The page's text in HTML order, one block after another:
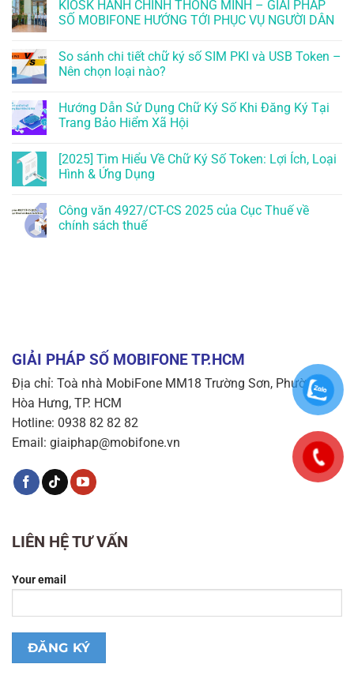
KIOSK HÀNH CHÍNH THÔNG MINH – GIẢI PHÁP
SỐ MOBIFONE HƯỚNG TỚI PHỤC VỤ NGƯỜI DÂN
So sánh chi tiết chữ ký số SIM PKI và USB Token –
Nên chọn loại nào?
Hướng Dẫn Sử Dụng Chữ Ký Số Khi Đăng Ký Tại
Trang Bảo Hiểm Xã Hội
[2025] Tìm Hiểu Về Chữ Ký Số Token: Lợi Ích, Loại
Hình & Ứng Dụng
Công văn 4927/CT-CS 2025 của Cục Thuế về
chính sách thuế
GIẢI PHÁP SỐ MOBIFONE TP.HCM
Địa chỉ: Toà nhà MobiFone MM18 Trường Sơn, Phường
Hòa Hưng, TP. HCM
Hotline: 0938 82 82 82
Email: giaiphap@mobifone.vn
LIÊN HỆ TƯ VẤN
Your email